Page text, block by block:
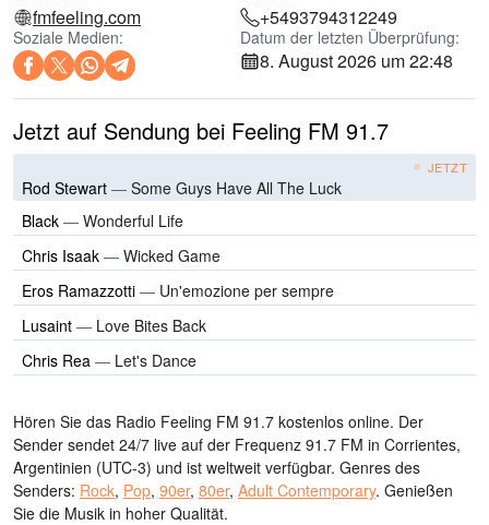
fmfeeling.com +5493794312249
Soziale Medien: Datum der letzten Überprüfung:
8. August 2026 um 22:48
Jetzt auf Sendung bei Feeling FM 91.7
JETZT
Rod Stewart — Some Guys Have All The Luck
Black — Wonderful Life
Chris Isaak — Wicked Game
Eros Ramazzotti — Un'emozione per sempre
Lusaint — Love Bites Back
Chris Rea — Let's Dance
Hören Sie das Radio Feeling FM 91.7 kostenlos online. Der
Sender sendet 24/7 live auf der Frequenz 91.7 FM in Corrientes,
Argentinien (UTC-3) und ist weltweit verfügbar. Genres des
Senders: Rock, Pop, 90er, 80er, Adult Contemporary. Genießen
Sie die Musik in hoher Qualität.